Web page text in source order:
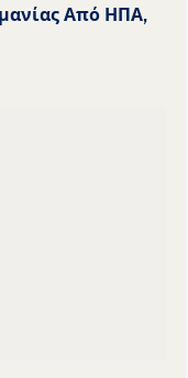
Από ΗΠΑ,